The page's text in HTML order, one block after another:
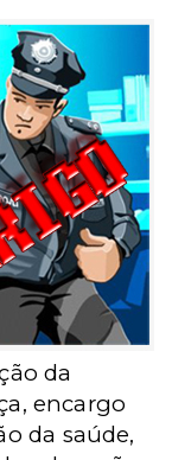
da
encargo
da saúde,